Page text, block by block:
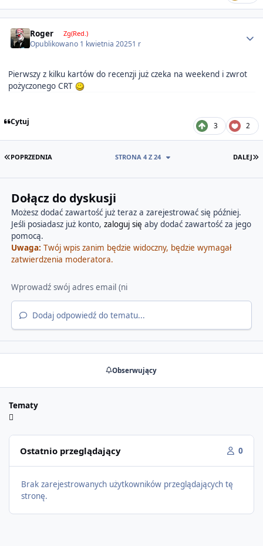
Roger Zg(Red.)
Opublikowano 1 kwietnia 20251 r
Pierwszy z kilku kartów do recenzji już czeka na weekend i zwrot
pożyczonego CRT
Cytuj 3 2
PIERWSZA STRONA
POPRZEDNIA DALEJ
STRONA 4 Z 24
Dołącz do dyskusji
Możesz dodać zawartość już teraz a zarejestrować się później.
Jeśli posiadasz już konto, zaloguj się aby dodać zawartość za jego
pomocą.
Uwaga: Twój wpis zanim będzie widoczny, będzie wymagał
zatwierdzenia moderatora.
Dodaj odpowiedź do tematu...
Obserwujący
Tematy
Ostatnio przeglądający 0
Brak zarejestrowanych użytkowników przeglądających tę
stronę.